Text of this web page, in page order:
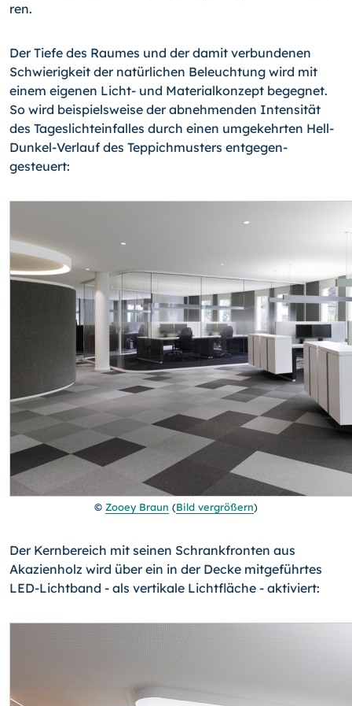
ren.
Der Tiefe des Raumes und der damit verbundenen
Schwierig­keit der natürlichen Beleuchtung wird mit
einem eigenen Licht- und Materialkonzept begegnet.
So wird beispielsweise der ab­nehmenden Intensität
des Tageslichteinfalles durch einen um­gekehrten Hell-
Dunkel-Verlauf des Teppichmusters entgegen­
gesteuert:
© Zooey Braun (Bild vergrößern)
Der Kernbereich mit seinen Schrankfronten aus
Akazienholz wird über ein in der Decke mitgeführtes
LED-Lichtband - als vertikale Lichtfläche - aktiviert: